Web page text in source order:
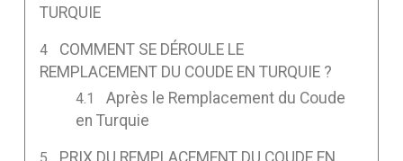
TURQUIE
COMMENT SE DÉROULE LE
REMPLACEMENT DU COUDE EN TURQUIE ?
Après le Remplacement du Coude
en Turquie